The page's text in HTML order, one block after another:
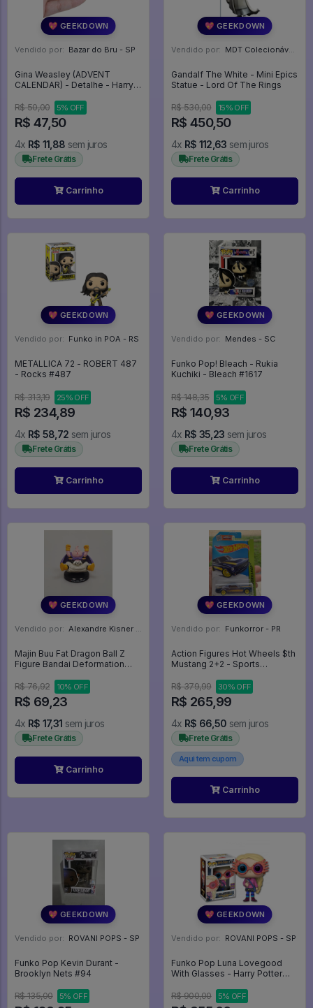
💖 GEEKDOWN
Vendido por: Bazar do Bru - SP
Gina Weasley (ADVENT
CALENDAR) - Detalhe - Harry
R$ 50,00
5% OFF
R$ 47,50
4x R$ 11,88 sem juros
Frete Grátis
Carrinho
💖 GEEKDOWN
Vendido por: MDT Colecionáveis - DF
Gandalf The White - Mini Epics
Statue - Lord Of The Rings
R$ 530,00 15% OFF
R$ 450,50
4x R$ 112,63 sem juros
Frete Grátis
Carrinho
💖 GEEKDOWN
Vendido por: Funko in POA - RS
METALLICA 72 - ROBERT 487
- Rocks #487
R$ 313,19 25% OFF
R$ 234,89
4x R$ 58,72 sem juros
Frete Grátis
Carrinho
💖 GEEKDOWN
Vendido por: Mendes - SC
Funko Pop! Bleach - Rukia
Kuchiki - Bleach #1617
R$ 148,35 5% OFF
R$ 140,93
4x R$ 35,23 sem juros
Frete Grátis
Carrinho
💖 GEEKDOWN
Vendido por: Alexandre Kisner - PR
Majin Buu Fat Dragon Ball Z
Figure Bandai Deformation
R$ 76,92
10% OFF
R$ 69,23
4x R$ 17,31 sem juros
Frete Grátis
Carrinho
💖 GEEKDOWN
Vendido por: Funkorror - PR
Action Figures Hot Wheels $th
Mustang 2+2 - Sports
R$ 379,99
30% OFF
R$ 265,99
4x R$ 66,50 sem juros
Frete Grátis
Aqui tem cupom
Carrinho
💖 GEEKDOWN
Vendido por: ROVANI POPS - SP
Funko Pop Kevin Durant -
Brooklyn Nets #94
R$ 135,00 5% OFF
💖 GEEKDOWN
Vendido por: ROVANI POPS - SP
Funko Pop Luna Lovegood
With Glasses - Harry Potter
R$ 900,00
5% OFF